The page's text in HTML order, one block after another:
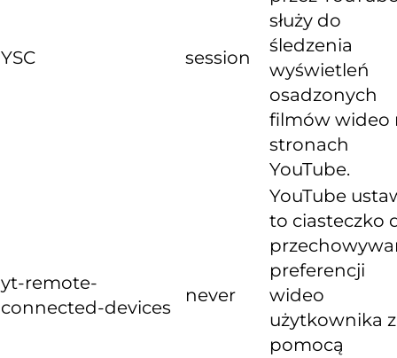
YSC session
służy do
śledzenia
wyświetleń
osadzonych
filmów wideo
stronach
YouTube.
yt-remote-
connected-devices
never
YouTube
to ciasteczko
preferencji
wideo
użytkownika
pomocą